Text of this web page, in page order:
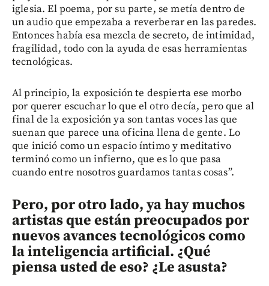
iglesia. El poema, por su parte, se metía dentro de
un audio que empezaba a reverberar en las paredes.
Entonces había esa mezcla de secreto, de intimidad,
fragilidad, todo con la ayuda de esas herramientas
tecnológicas.
Al principio, la exposición te despierta ese morbo
por querer escuchar lo que el otro decía, pero que al
final de la exposición ya son tantas voces las que
suenan que parece una oficina llena de gente. Lo
que inició como un espacio íntimo y meditativo
terminó como un infierno, que es lo que pasa
cuando entre nosotros guardamos tantas cosas”.
Pero, por otro lado, ya hay muchos
artistas que están preocupados por
nuevos avances tecnológicos como
la inteligencia artificial. ¿Qué
piensa usted de eso? ¿Le asusta?